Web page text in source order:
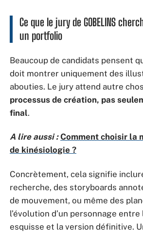
Ce que le jury de GOBELINS
un portfolio
Beaucoup de candidats pensent
doit montrer uniquement des
abouties. Le jury attend autre
processus de création, pas
final.
A lire aussi : Comment choisir la
de kinésiologie ?
Concrètement, cela signifie
recherche, des storyboards
de mouvement, ou même des
l’évolution d’un personnage
esquisse et la version définitive.